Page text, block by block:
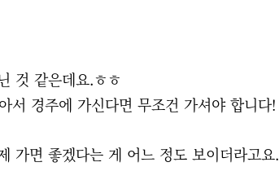
것 같은데요.ㅎㅎ
서 경주에 가신다면 무조건 가셔야 합니다!
가면 좋겠다는 게 어느 정도 보이더라고요.